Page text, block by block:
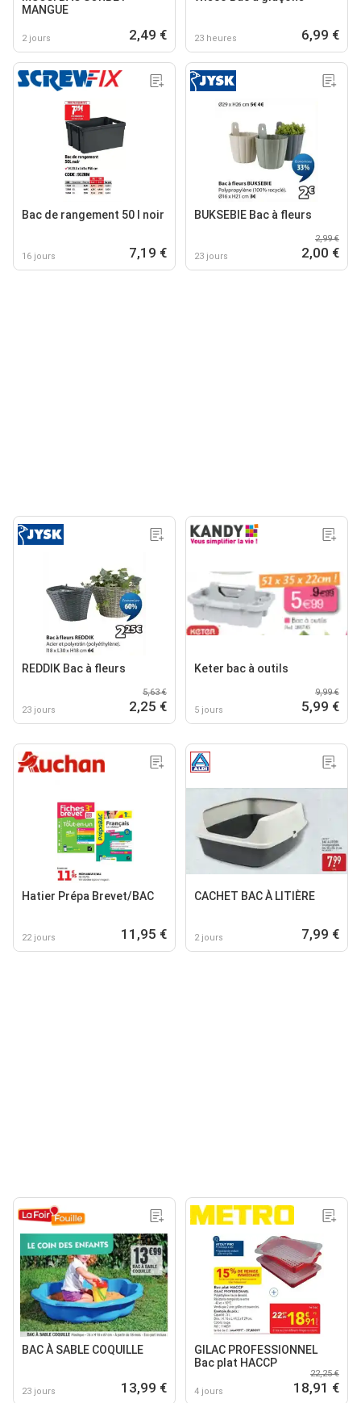
MANGUE
2 jours 2,49 € 23 heures 6,99 €
Bac de rangement 50 l noir
16 jours 7,19 €
BUKSEBIE Bac à fleurs
23 jours
2,99 €
2,00 €
REDDIK Bac à fleurs
23 jours
5,63 €
2,25 €
Keter bac à outils
5 jours
9,99 €
5,99 €
Hatier Prépa Brevet/BAC
22 jours 11,95 €
CACHET BAC À LITIÈRE
2 jours 7,99 €
BAC À SABLE COQUILLE
23 jours 13,99 €
GILAC PROFESSIONNEL
Bac plat HACCP
4 jours
22,25 €
18,91 €